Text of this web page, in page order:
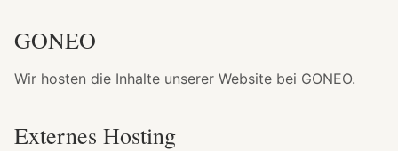
GONEO
Wir hosten die Inhalte unserer Website bei GONEO.
Externes Hosting